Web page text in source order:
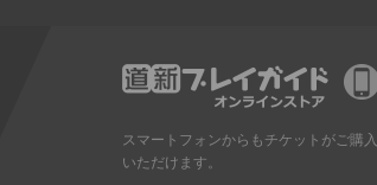
スマートフォンからもチケットがご購入
いただけます。